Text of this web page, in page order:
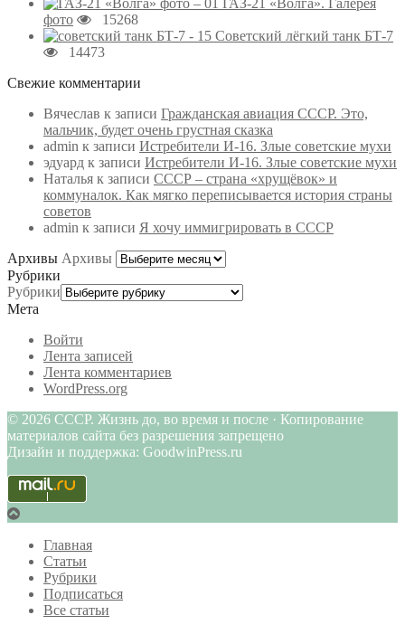
ГАЗ-21 «Волга». Галерея
фото
15268
Советский лёгкий танк БТ-7
14473
Свежие комментарии
Вячеслав к записи Гражданская авиация СССР. Это,
мальчик, будет очень грустная сказка
admin к записи Истребители И-16. Злые советские мухи
эдуард к записи Истребители И-16. Злые советские мухи
Наталья к записи СССР – страна «хрущёвок» и
коммуналок. Как мягко переписывается история страны
советов
admin к записи Я хочу иммигрировать в СССР
Архивы Архивы
Рубрики
Рубрики
Мета
Войти
Лента записей
Лента комментариев
WordPress.org
© 2026 СССР. Жизнь до, во время и после · Копирование
материалов сайта без разрешения запрещено
Дизайн и поддержка: GoodwinPress.ru
Главная
Статьи
Рубрики
Подписаться
Все статьи